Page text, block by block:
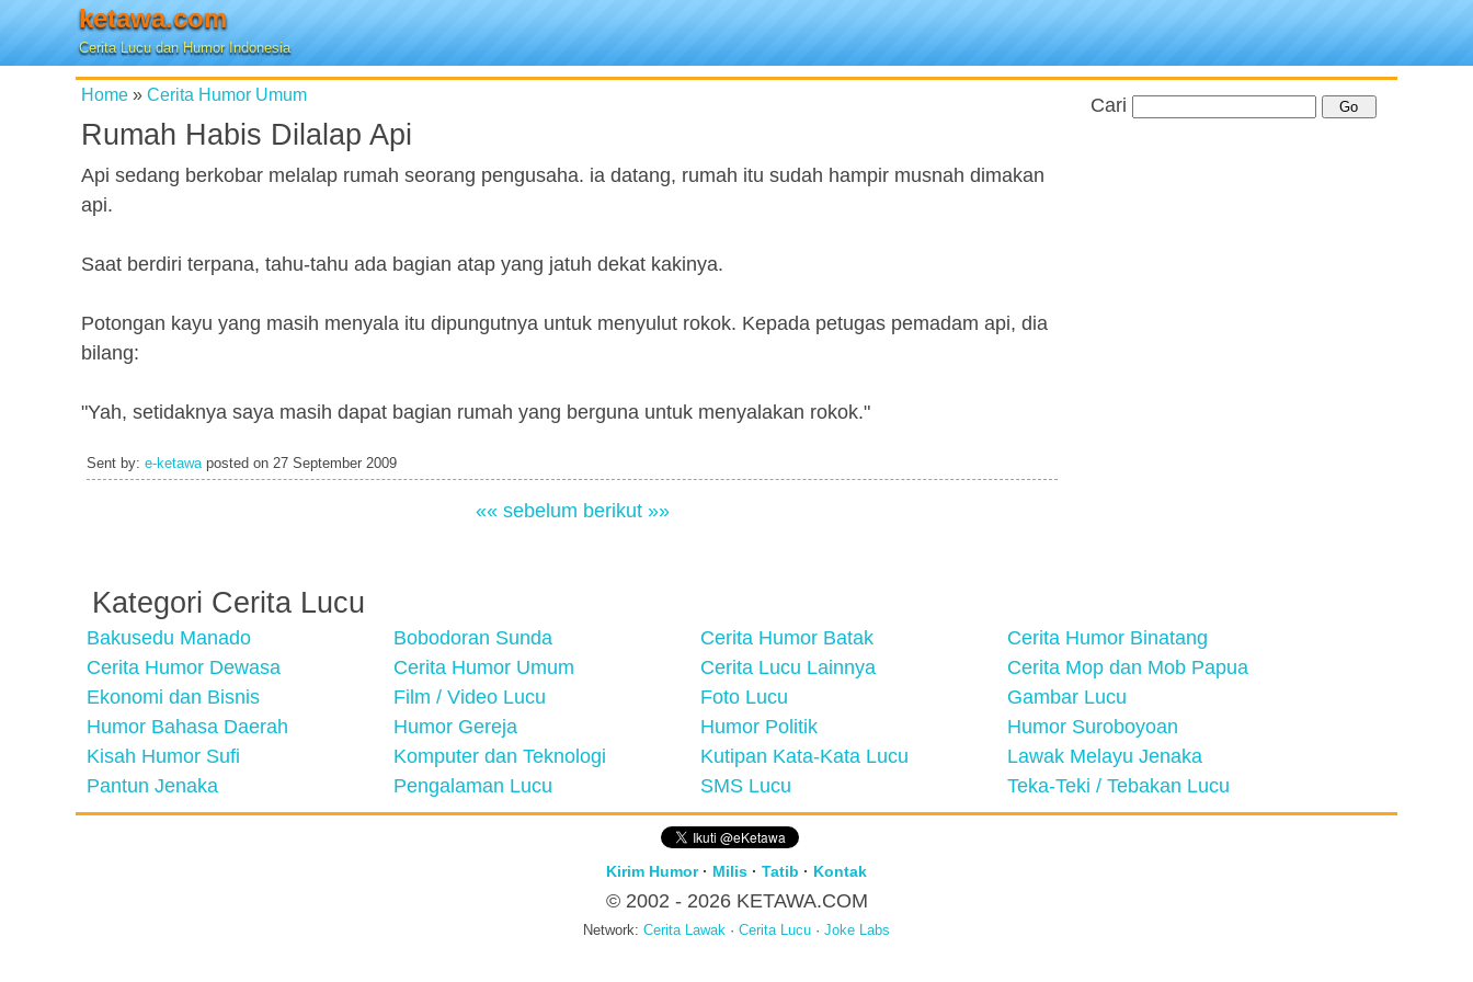
ketawa.com
Cerita Lucu dan Humor Indonesia
Home » Cerita Humor Umum
Rumah Habis Dilalap Api
Api sedang berkobar melalap rumah seorang pengusaha. ia datang, rumah itu sudah hampir musnah dimakan
api.
Saat berdiri terpana, tahu-tahu ada bagian atap yang jatuh dekat kakinya.
Potongan kayu yang masih menyala itu dipungutnya untuk menyulut rokok. Kepada petugas pemadam api, dia
bilang:
"Yah, setidaknya saya masih dapat bagian rumah yang berguna untuk menyalakan rokok."
Sent by: e-ketawaposted on 27 September 2009
«« sebelum berikut »»
Cari
Kategori Cerita Lucu
Bakusedu Manado Bobodoran Sunda Cerita Humor Batak
Cerita Humor Binatang
Cerita Humor Dewasa
Cerita Humor Umum Cerita Lucu Lainnya
Cerita Mop dan Mob Papua
Ekonomi dan Bisnis
Film / Video Lucu Foto Lucu
Gambar Lucu
Humor Bahasa Daerah
Humor Gereja Humor Politik
Humor Suroboyoan
Kisah Humor Sufi
Komputer dan Teknologi Kutipan Kata-Kata Lucu
Lawak Melayu Jenaka
Pantun Jenaka
Pengalaman Lucu SMS Lucu Teka-Teki / Tebakan Lucu
Kirim Humor· Milis · Tatib · Kontak
© 2002 - 2026 KETAWA.COM
Network: Cerita Lawak · Cerita Lucu · Joke Labs